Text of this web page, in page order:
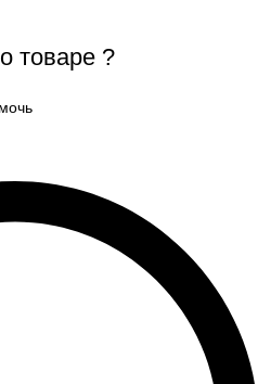
товаре ?